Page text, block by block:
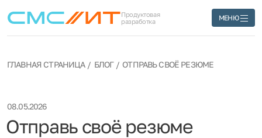
Продуктовая
разработка
МЕНЮ
ГЛАВНАЯ СТРАНИЦА БЛОГ ОТПРАВЬ СВОЁ РЕЗЮМЕ
Отправь своё резюме
08.05.2026